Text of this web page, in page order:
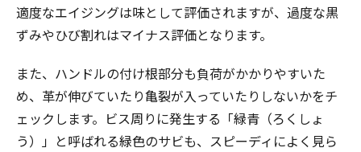
適度なエイジングは味として評価されますが、過度な黒
ずみやひび割れはマイナス評価となります。
また、ハンドルの付け根部分も負荷がかかりやすいた
め、革が伸びていたり亀裂が入っていたりしないかをチ
ェックします。ビス周りに発生する「緑青（ろくしょ
う）」と呼ばれる緑色のサビも、スピーディによく見ら